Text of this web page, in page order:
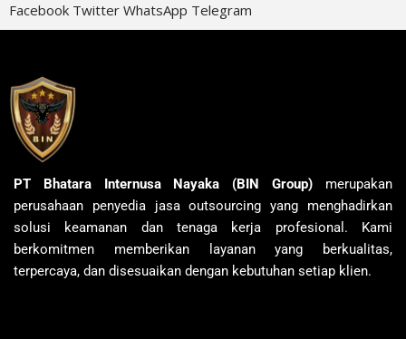
Facebook Twitter WhatsApp Telegram
PT Bhatara Internusa Nayaka (BIN Group) merupakan
perusahaan penyedia jasa outsourcing yang menghadirkan
solusi keamanan dan tenaga kerja profesional. Kami
berkomitmen memberikan layanan yang berkualitas,
terpercaya, dan disesuaikan dengan kebutuhan setiap klien.